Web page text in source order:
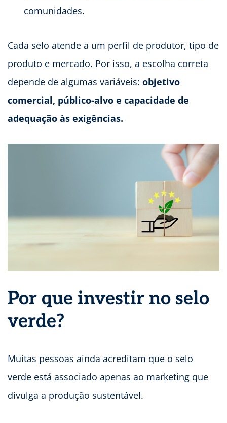
comunidades.
Cada selo atende a um perfil de produtor, tipo de
produto e mercado. Por isso, a escolha correta
depende de algumas variáveis: objetivo
comercial, público-alvo e capacidade de
adequação às exigências.
Por que investir no selo
verde?
Muitas pessoas ainda acreditam que o selo
verde está associado apenas ao marketing que
divulga a produção sustentável.